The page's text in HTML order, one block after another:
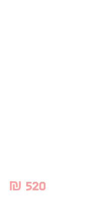
₪ 520